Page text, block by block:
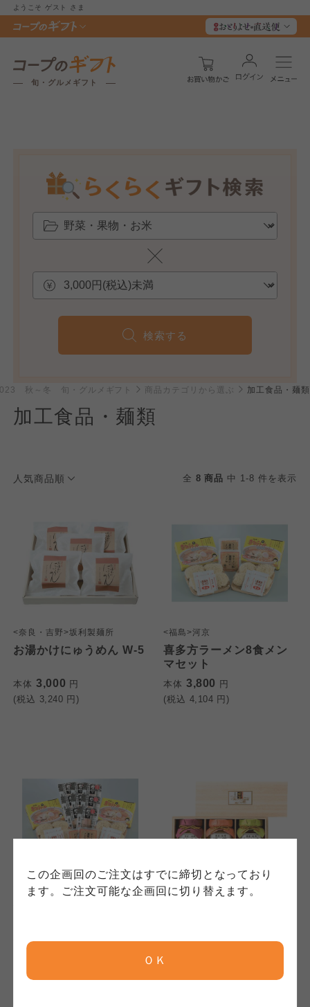
この企画回のご注文はすでに締切となっており
ます。ご注文可能な企画回に切り替えます。
ＯＫ
ようこそ ゲスト さま
旬・グルメギフト
検索する
秋～冬 旬・グルメギフト 商品カテゴリから選ぶ 加工食品・麺類
加工食品・麺類
人気商品順 全 8 商品 中 1-8 件を表示
<奈良・吉野>坂利製麺所
お湯かけにゅうめん W-5
本体 3,000 円
(税込 3,240 円)
<福島>河京
喜多方ラーメン8食メン
マセット
本体 3,800 円
(税込 4,104 円)
<福島>河京 <福岡>久山養蜂場
ご利用約款（ご利用規約・ご利
用規程）について
確認のうえ、ご利用ください。なお、クチコミ
投稿については、利用約款の細則として規定さ
れています。
コープしが
ならコープ
個人情報保護方針について
このサイトは7つの生協から業務委託を受けて、
おこなっています。
コープ事業連合、ならびに各生協の「個人情報
保護方針」については各生協のボタンをクリッ
クしてご確認ください。
コープしが
ならコープ
特定商取引法に基づく表記につ
いて
各生協の「特定商取引法に基づく表記につい
て」については各生協のボタンをクリックして
ご確認ください。
コープしが
ならコープ